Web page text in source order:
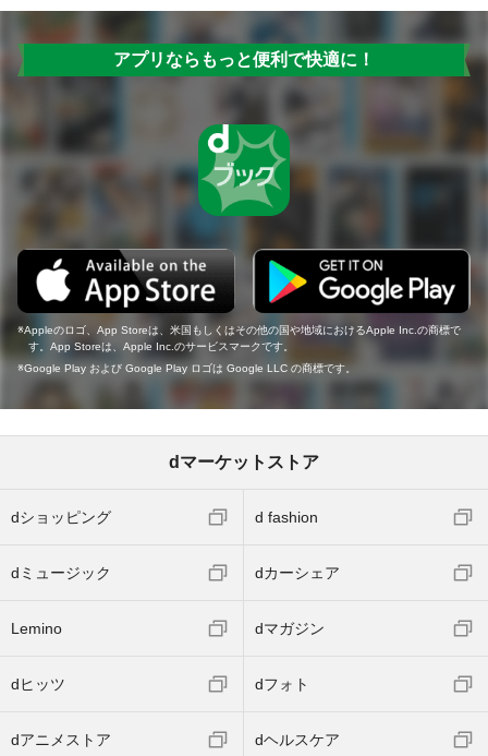
アプリならもっと便利で快適に！
Appleのロゴ、App Storeは、米国もしくはその他の国や地域におけるApple Inc.の商標で
す。App Storeは、Apple Inc.のサービスマークです。
Google Play および Google Play ロゴは Google LLC の商標です。
dマーケットストア
dショッピング d fashion
dミュージック dカーシェア
Lemino dマガジン
dヒッツ dフォト
dアニメストア dヘルスケア